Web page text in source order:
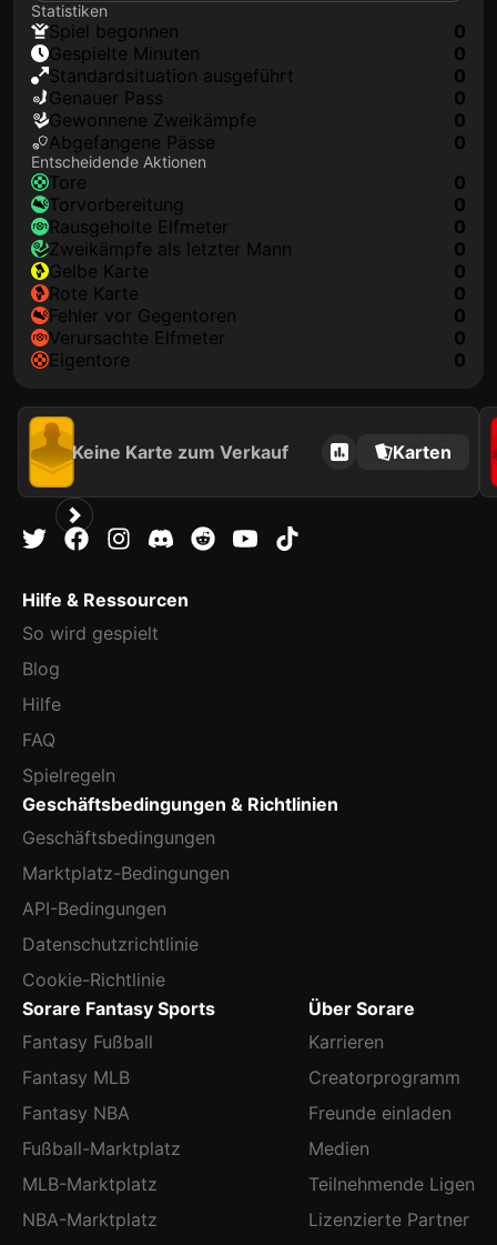
Statistiken
Spiel begonnen
0
Gespielte Minuten
0
Standardsituation ausgeführt
0
genauer Pass
0
Gewonnene Zweikämpfe
0
Abgefangene Pässe
0
Entscheidende Aktionen
Tore
0
Torvorbereitung
0
rausgeholte Elfmeter
0
Zweikämpfe als letzter Mann
0
gelbe Karte
0
rote Karte
0
Fehler vor Gegentoren
0
Verursachte Elfmeter
0
Eigentore
0
Keine Karte zum Verkauf Karten
Hilfe & Ressourcen
So wird gespielt
Blog
Hilfe
FAQ
Spielregeln
Geschäftsbedingungen & Richtlinien
Geschäftsbedingungen
Marktplatz-Bedingungen
API-Bedingungen
Datenschutzrichtlinie
Cookie-Richtlinie
Sorare Fantasy Sports
Fantasy Fußball
Fantasy MLB
Fantasy NBA
Fußball-Marktplatz
MLB-Marktplatz
NBA-Marktplatz
Über Sorare
Karrieren
Creatorprogramm
Freunde einladen
Medien
Teilnehmende Ligen
Lizenzierte Partner